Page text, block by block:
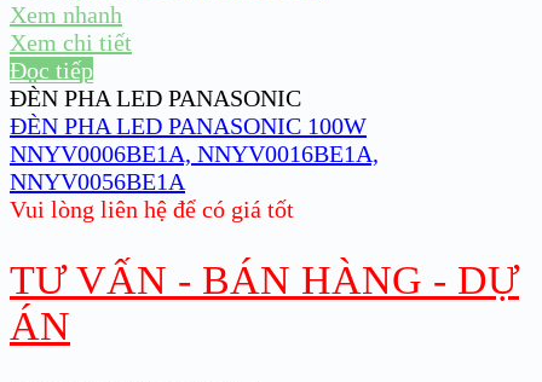
Xem nhanh
Xem chi tiết
Đọc tiếp
ĐÈN PHA LED PANASONIC
ĐÈN PHA LED PANASONIC 100W
NNYV0006BE1A, NNYV0016BE1A,
NNYV0056BE1A
Vui lòng liên hệ để có giá tốt
TƯ VẤN - BÁN HÀNG - DỰ
ÁN